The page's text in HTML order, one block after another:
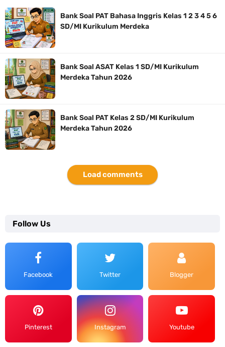
Bank Soal PAT Bahasa Inggris Kelas 1 2 3 4 5 6
SD/MI Kurikulum Merdeka
Bank Soal ASAT Kelas 1 SD/MI Kurikulum
Merdeka Tahun 2026
Bank Soal PAT Kelas 2 SD/MI Kurikulum
Merdeka Tahun 2026
Load comments
Follow Us
Facebook Twitter Blogger
Pinterest Instagram Youtube